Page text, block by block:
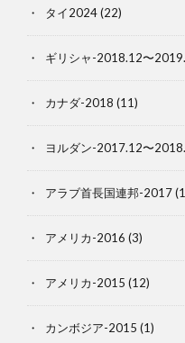
タイ2024(22)
ギリシャ-2018.12〜
カナダ-2018 (11)
ヨルダン-2017.12〜
アラブ首長国連邦-2017
アメリカ-2016 (3)
アメリカ-2015 (12)
カンボジア-2015 (1)